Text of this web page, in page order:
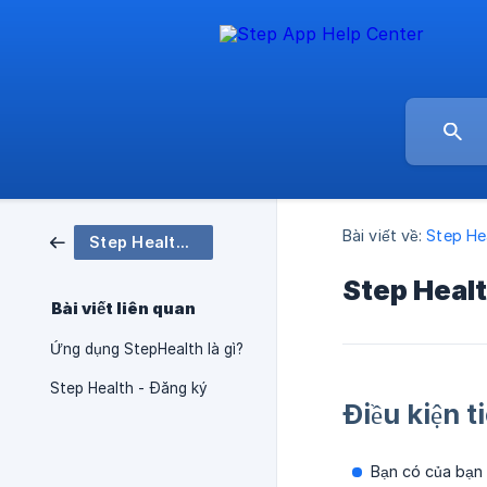
Step Health - All you need to be fit
Bài viết liên quan
Ứng dụng StepHealth là gì?
Step Health - Đăng ký
Bài viết về: Step
Step
Điều kiện
Bạn có của bạn